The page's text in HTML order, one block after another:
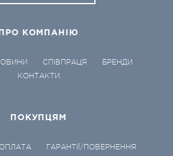
ПРО КОМПАНІЮ
СПІВПРАЦЯ
БРЕНДИ
КОНТАКТИ
ПОКУПЦЯМ
ГАРАНТІЇ/ПОВЕРНЕННЯ